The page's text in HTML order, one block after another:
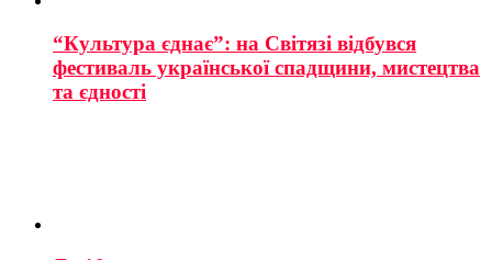
“Культура єднає”: на Світязі відбувся
фестиваль української спадщини, мистецтва
та єдності